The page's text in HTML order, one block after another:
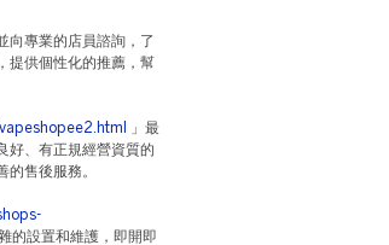
向專業的店員諮詢，了
提供個性化的推薦，幫
」最
好、有正規經營資質的
的售後服務。
的設置和維護，即開即